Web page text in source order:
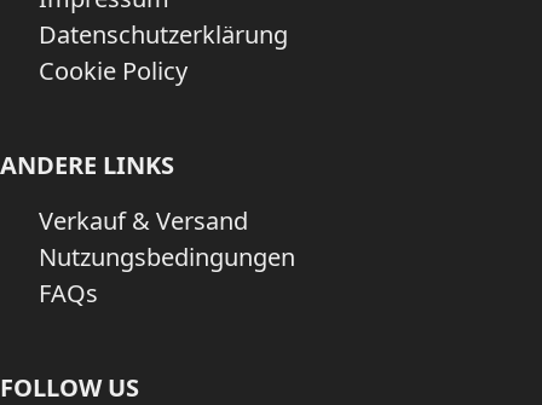
Datenschutzerklärung
Cookie Policy
ANDERE LINKS
Verkauf & Versand
Nutzungsbedingungen
FAQs
FOLLOW US